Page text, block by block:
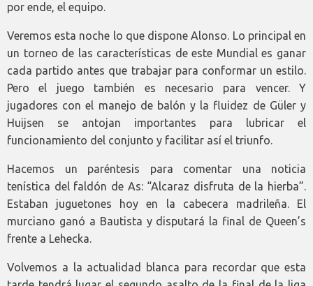
por ende, el equipo.
Veremos esta noche lo que dispone Alonso. Lo principal en
un torneo de las características de este Mundial es ganar
cada partido antes que trabajar para conformar un estilo.
Pero el juego también es necesario para vencer. Y
jugadores con el manejo de balón y la fluidez de Güler y
Huijsen se antojan importantes para lubricar el
funcionamiento del conjunto y facilitar así el triunfo.
Hacemos un paréntesis para comentar una noticia
tenística del faldón de As: “Alcaraz disfruta de la hierba”.
Estaban juguetones hoy en la cabecera madrileña. El
murciano ganó a Bautista y disputará la final de Queen’s
frente a Lehecka.
Volvemos a la actualidad blanca para recordar que esta